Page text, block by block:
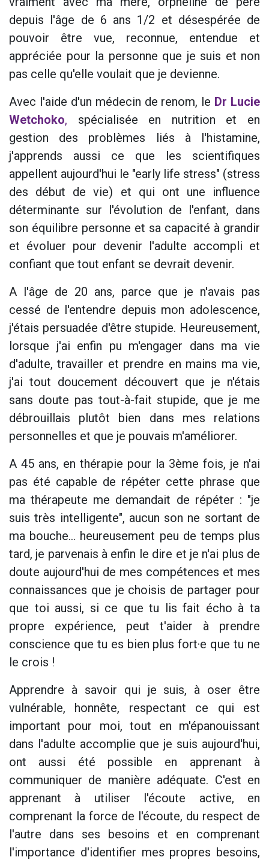
depuis l'âge de 6 ans 1/2 et désespérée de
pouvoir être vue, reconnue, entendue et
appréciée pour la personne que je suis et non
pas celle qu'elle voulait que je devienne.
Avec l'aide d'un médecin de renom, le Dr Lucie
Wetchoko, spécialisée en nutrition et en
gestion des problèmes liés à l'histamine,
j'apprends aussi ce que les scientifiques
appellent aujourd'hui le "early life stress" (stress
des début de vie) et qui ont une influence
déterminante sur l'évolution de l'enfant, dans
son équilibre personne et sa capacité à grandir
et évoluer pour devenir l'adulte accompli et
confiant que tout enfant se devrait devenir.
A l'âge de 20 ans, parce que je n'avais pas
cessé de l'entendre depuis mon adolescence,
j'étais persuadée d'être stupide. Heureusement,
lorsque j'ai enfin pu m'engager dans ma vie
d'adulte, travailler et prendre en mains ma vie,
j'ai tout doucement découvert que je n'étais
sans doute pas tout-à-fait stupide, que je me
débrouillais plutôt bien dans mes relations
personnelles et que je pouvais m'améliorer.
A 45 ans, en thérapie pour la 3ème fois, je n'ai
pas été capable de répéter cette phrase que
ma thérapeute me demandait de répéter : "je
suis très intelligente", aucun son ne sortant de
ma bouche... heureusement peu de temps plus
tard, je parvenais à enfin le dire et je n'ai plus de
doute aujourd'hui de mes compétences et mes
connaissances que je choisis de partager pour
que toi aussi, si ce que tu lis fait écho à ta
propre expérience, peut t'aider à prendre
conscience que tu es bien plus fort·e que tu ne
le crois !
Apprendre à savoir qui je suis, à oser être
vulnérable, honnête, respectant ce qui est
important pour moi, tout en m'épanouissant
dans l'adulte accomplie que je suis aujourd'hui,
ont aussi été possible en apprenant à
communiquer de manière adéquate. C'est en
apprenant à utiliser l'écoute active, en
comprenant la force de l'écoute, du respect de
l'autre dans ses besoins et en comprenant
l'importance d'identifier mes propres besoins,